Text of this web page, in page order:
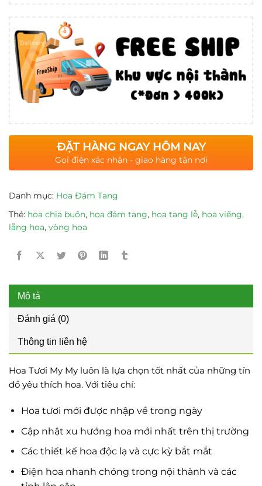
ĐẶT HÀNG NGAY HÔM NAY
Gọi điện xác nhận - giao hàng tận nơi
Danh mục: Hoa Đám Tang
Thẻ: hoa chia buồn, hoa đám tang, hoa tang lễ, hoa viếng,
lẵng hoa, vòng hoa
Mô tả
Đánh giá (0)
Thông tin liên hệ
Hoa Tươi My My luôn là lựa chọn tốt nhất của những tín
đồ yêu thích hoa. Với tiêu chí:
Hoa tươi mới được nhập về trong ngày
Cập nhật xu hướng hoa mới nhất trên thị trường
Các thiết kế hoa độc lạ và cực kỳ bắt mắt
Điện hoa nhanh chóng trong nội thành và các